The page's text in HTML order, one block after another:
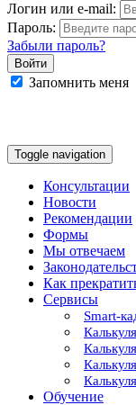
Логин или e-mail:
Пароль:
Забыли пароль?
Запомнить меня
Toggle navigation
Консультации
Новости
Рекомендации
Формы
Мы отвечаем
Как
Сервисы
Smart-
Обучение